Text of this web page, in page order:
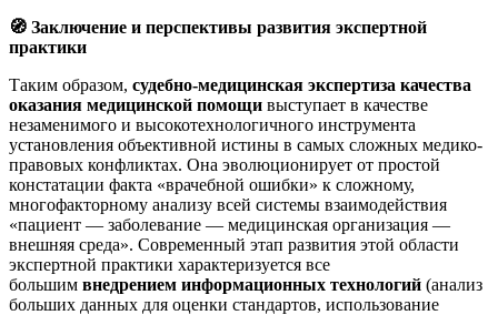
🧭 Заключение и перспективы развития экспертной
практики
Таким образом, судебно-медицинская экспертиза качества
оказания медицинской помощи выступает в качестве
незаменимого и высокотехнологичного инструмента
установления объективной истины в самых сложных медико-
правовых конфликтах. Она эволюционирует от простой
констатации факта «врачебной ошибки» к сложному,
многофакторному анализу всей системы взаимодействия
«пациент — заболевание — медицинская организация —
внешняя среда». Современный этап развития этой области
экспертной практики характеризуется все
большим внедрением информационных технологий (анализ
больших данных для оценки стандартов, использование